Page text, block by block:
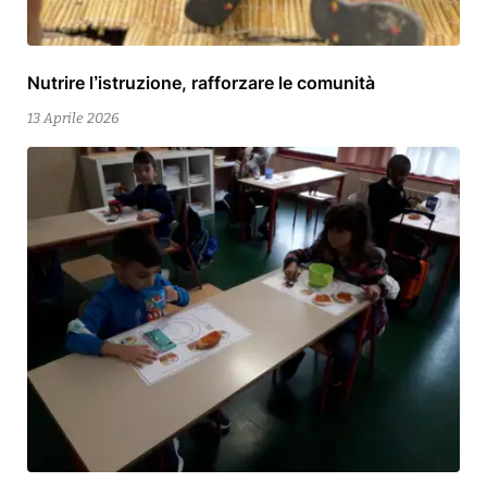
Nutrire l’istruzione, rafforzare le comunità
13 Aprile 2026
12
Maggio